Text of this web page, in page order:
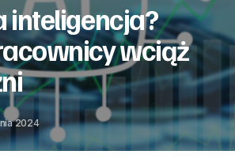
inteligencja?
wciąż
2024